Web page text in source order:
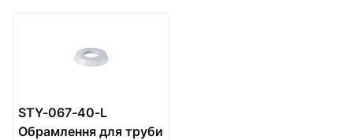
STY-067-40-L
Обрамлення для труби